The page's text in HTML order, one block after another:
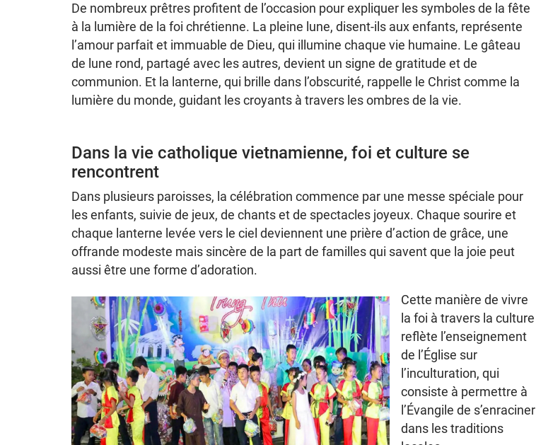
De nombreux prêtres profitent de l’occasion pour expliquer les symboles de la fête
à la lumière de la foi chrétienne. La pleine lune, disent-ils aux enfants, représente
l’amour parfait et immuable de Dieu, qui illumine chaque vie humaine. Le gâteau
de lune rond, partagé avec les autres, devient un signe de gratitude et de
communion. Et la lanterne, qui brille dans l’obscurité, rappelle le Christ comme la
lumière du monde, guidant les croyants à travers les ombres de la vie.
Dans la vie catholique vietnamienne, foi et culture se
rencontrent
Dans plusieurs paroisses, la célébration commence par une messe spéciale pour
les enfants, suivie de jeux, de chants et de spectacles joyeux. Chaque sourire et
chaque lanterne levée vers le ciel deviennent une prière d’action de grâce, une
offrande modeste mais sincère de la part de familles qui savent que la joie peut
aussi être une forme d’adoration.
Cette manière de vivre
la foi à travers la culture
reflète l’enseignement
de l’Église sur
l’inculturation, qui
consiste à permettre à
l’Évangile de s’enraciner
dans les traditions